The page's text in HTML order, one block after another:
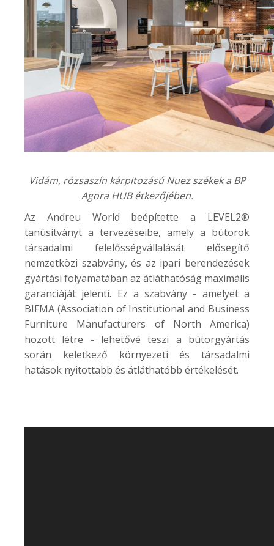
Vidám, rózsaszín kárpitozású Nuez székek a BP
Agora HUBétkezőjében.
Az Andreu World beépítette a LEVEL2®
tanúsítványt a tervezéseibe, amely a bútorok
társadalmi felelősségvállalását elősegítő
nemzetközi szabvány, és az ipari berendezések
gyártási folyamatában az átláthatóság maximális
garanciáját jelenti. Ez a szabvány - amelyet a
BIFMA (Association of Institutional and Business
Furniture Manufacturers of North America)
hozott létre - lehetővé teszi a bútorgyártás
során keletkező környezeti és társadalmi
hatások nyitottabb és átláthatóbb értékelését.